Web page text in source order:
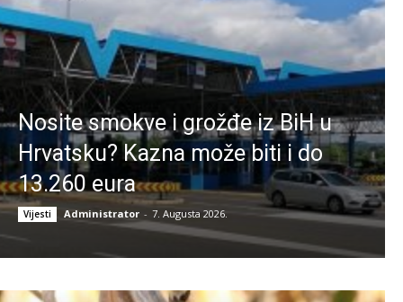
Nosite smokve i grožđe iz BiH u
Hrvatsku? Kazna može biti i do
13.260 eura
Vijesti Administrator - 7. Augusta 2026.